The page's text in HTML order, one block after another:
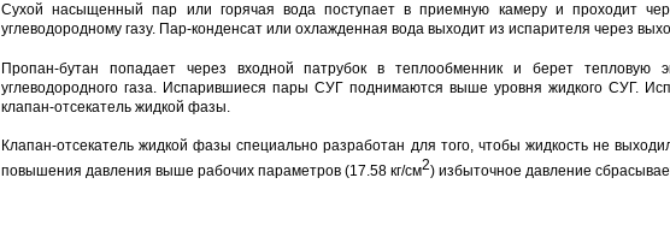
Сухой насыщенный пар или горячая вода поступает в приемную камеру и проходит
углеводородному газу. Пар-конденсат или охлажденная вода выходит из испарителя через
Пропан-бутан попадает через входной патрубок в теплообменник и берет тепловую
углеводородного газа. Испарившиеся пары СУГ поднимаются выше уровня жидкого СУГ.
клапан-отсекатель жидкой фазы.
Клапан-отсекатель жидкой фазы специально разработан для того, чтобы жидкость не
повышения давления выше рабочих параметров (17.58 кг/см2) избыточное давление